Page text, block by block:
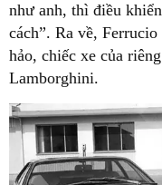
như anh, thì điều
cách”. Ra về,
hảo, chiếc xe của
Lamborghini.